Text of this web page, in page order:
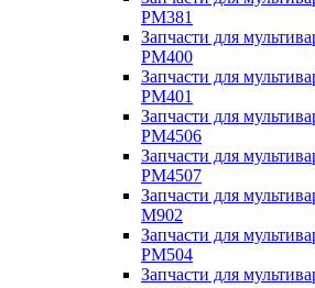
PM381
Запчасти для
PM400
Запчасти для
PM401
Запчасти для
PM4506
Запчасти для
PM4507
Запчасти для
M902
Запчасти для
PM504
Запчасти для